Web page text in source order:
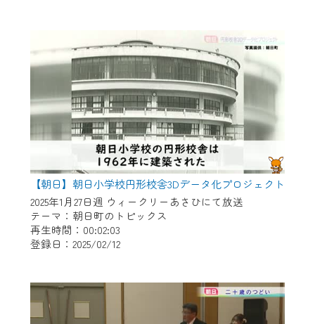
【朝日】朝日小学校円形校舎3Dデータ化プロジェクト
2025年1月27日週 ウィークリーあさひにて放送
テーマ：朝日町のトピックス
再生時間：00:02:03
登録日：2025/02/12